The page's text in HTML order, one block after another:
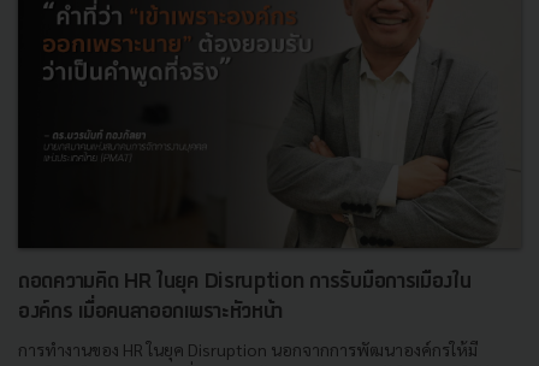
ถอดความคิด HR ในยุค Disruption การรับมือการเมืองใน
องค์กร เมื่อคนลาออกเพราะหัวหน้า
การทำงานของ HR ในยุค Disruption นอกจากการพัฒนาองค์กรให้มี